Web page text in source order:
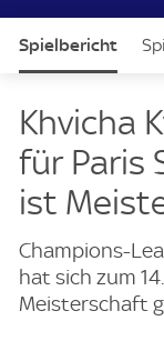
Spielbericht
Khvicha
für Paris
ist
Champions-
hat sich zum
Meisterschaft